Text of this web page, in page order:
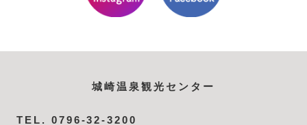
城崎温泉観光センター
TEL. 0796-32-3200